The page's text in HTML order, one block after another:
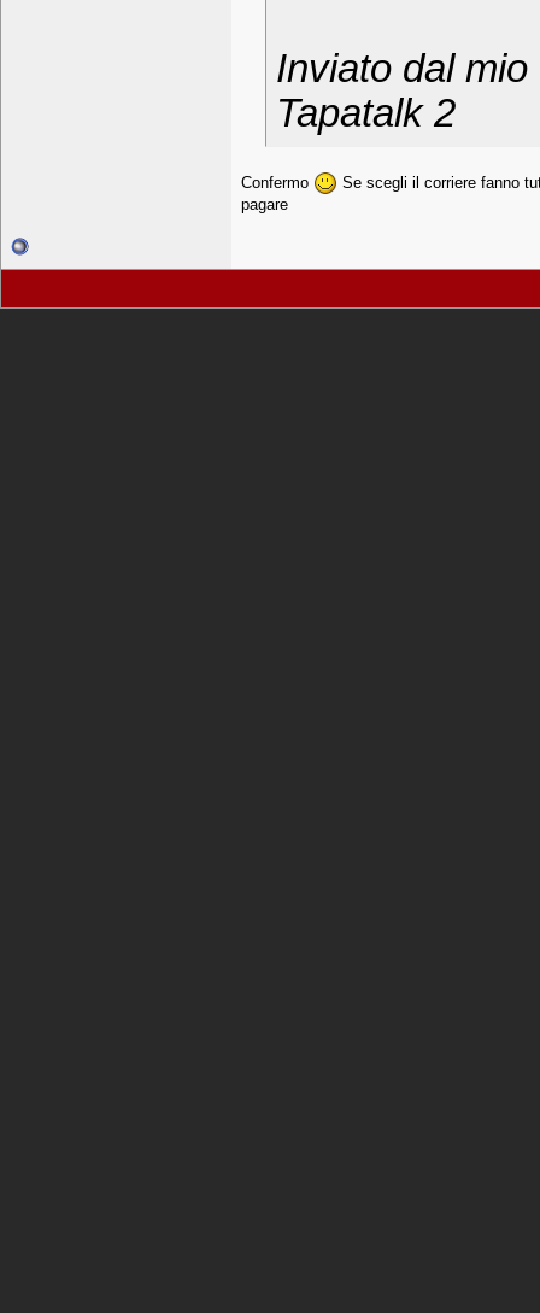
Inviato dal
Tapatalk 2
Confermo
Se scegli il corriere fanno
pagare